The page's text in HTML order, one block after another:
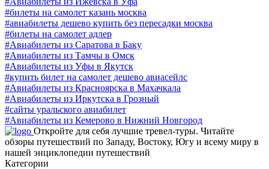
#билеты на самолет казань москва
#авиабилеты дешево купить без пересадки москва
#билеты на самолет адлер
#Авиабилеты из Саратова в Баку
#Авиабилеты из Тамчы в Омск
#Авиабилеты из Уфы в Якутск
#купить билет на самолет дешево авиасейлс
#Авиабилеты из Красноярска в Махачкала
#Авиабилеты из Иркутска в Грозный
#сайты уральского авиабилет
#Авиабилеты из Кемерово в Нижний Новгород
Откройте для себя лучшие тревел-туры. Читайте
обзоры путешествий по Западу, Востоку, Югу и всему миру в
нашей энциклопедии путешествий
Категории